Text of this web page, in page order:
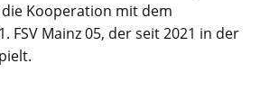
Kooperation mit dem
FSV Mainz 05, der seit 2021 in der